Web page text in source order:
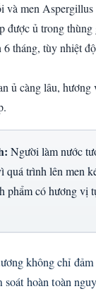
và men
được ủ trong thùng
6 tháng, tùy nhiệt
ủ càng lâu, hương
Người làm nước
quá trình lên men
phẩm có hương vị
không chỉ
hoàn toàn